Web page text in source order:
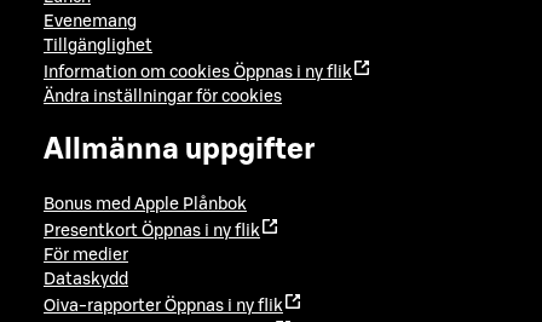
Evenemang
Tillgänglighet
Information om cookies Öppnas i ny flik
Ändra inställningar för cookies
Allmänna uppgifter
Bonus med Apple Plånbok
Presentkort Öppnas i ny flik
För medier
Dataskydd
Oiva-rapporter Öppnas i ny flik